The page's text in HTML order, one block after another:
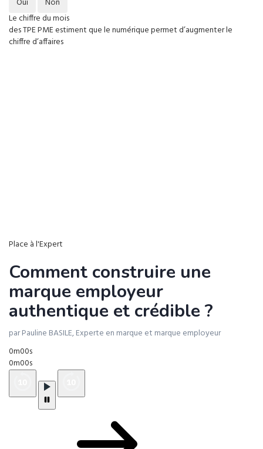
Le chiffre du mois
des TPE PME estiment que le numérique permet d’augmenter le
chiffre d’affaires
Place à l'Expert
Comment construire une
marque employeur
authentique et crédible ?
par Pauline BASILE, Experte en marque et marque employeur
0m00s
0m00s